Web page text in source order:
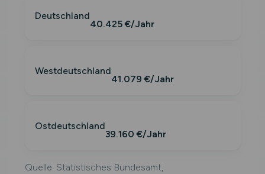
Deutschland
40.425 €/Jahr
Westdeutschland
41.079 €/Jahr
Ostdeutschland
39.160 €/Jahr
Quelle: Statistisches Bundesamt,